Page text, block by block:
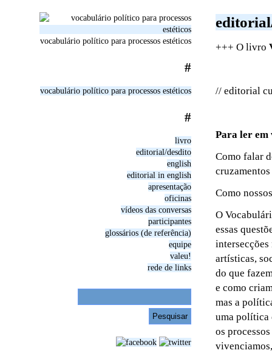
+++ O livro
// editorial
Para ler em
Como falar
Como
O
essas
artísticas,
do que
e como
mas a
uma política
os
vocabulário político para processos estéticos
#
vocabulário político para processos estéticos
#
livro
editorial/desdito
english
editorial in english
apresentação
oficinas
vídeos das conversas
participantes
glossários (de referência)
equipe
valeu!
rede de links